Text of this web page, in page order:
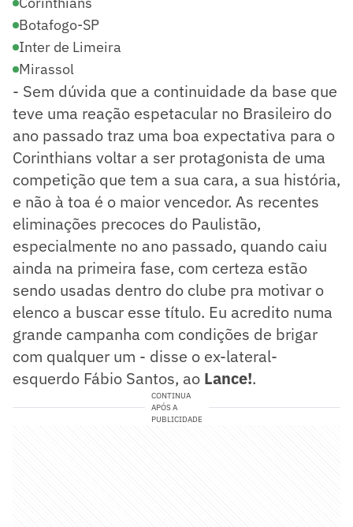
Botafogo-SP
Inter de Limeira
Mirassol
- Sem dúvida que a continuidade da base que
teve uma reação espetacular no Brasileiro do
ano passado traz uma boa expectativa para o
Corinthians voltar a ser protagonista de uma
competição que tem a sua cara, a sua história,
e não à toa é o maior vencedor. As recentes
eliminações precoces do Paulistão,
especialmente no ano passado, quando caiu
ainda na primeira fase, com certeza estão
sendo usadas dentro do clube pra motivar o
elenco a buscar esse título. Eu acredito numa
grande campanha com condições de brigar
com qualquer um - disse o ex-lateral-
esquerdo Fábio Santos, ao Lance!.
CONTINUA
APÓS A
PUBLICIDADE